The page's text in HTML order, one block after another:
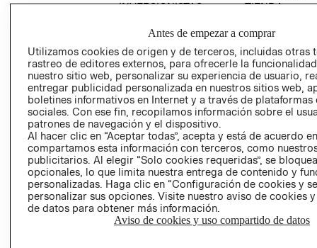
INVERSIONISTAS
POLÍTICA
EMPRESARIAL
TIENDA
CONDICIONES
AVISO DE
PRIVACIDAD
GIFT CARD
AVISO DE
Antes de empezar a comprar
Utilizamos cookies de origen y de terceros, incluidas otras
rastreo de editores externos, para ofrecerle la
nuestro sitio web, personalizar su experiencia de usuario,
entregar publicidad personalizada en nuestros sitios web,
boletines informativos en Internet y a través de plataformas
sociales. Con ese fin, recopilamos información sobre el
patrones de navegación y el dispositivo.
Al hacer clic en “Aceptar todas”, acepta y está de acuerdo
compartamos esta información con terceros, como
publicitarios. Al elegir “Solo cookies requeridas”, se
opcionales, lo que limita nuestra entrega de contenido y
personalizadas. Haga clic en “Configuración de cookies y
personalizar sus opciones. Visite nuestro aviso de cookies
de datos para obtener más información.
Aviso de cookies y uso compartido de datos